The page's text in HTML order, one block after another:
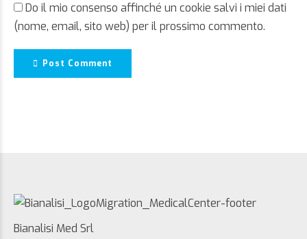
Do il mio consenso affinché un cookie salvi i miei dati
(nome, email, sito web) per il prossimo commento.
Post Comment
Bianalisi Med Srl